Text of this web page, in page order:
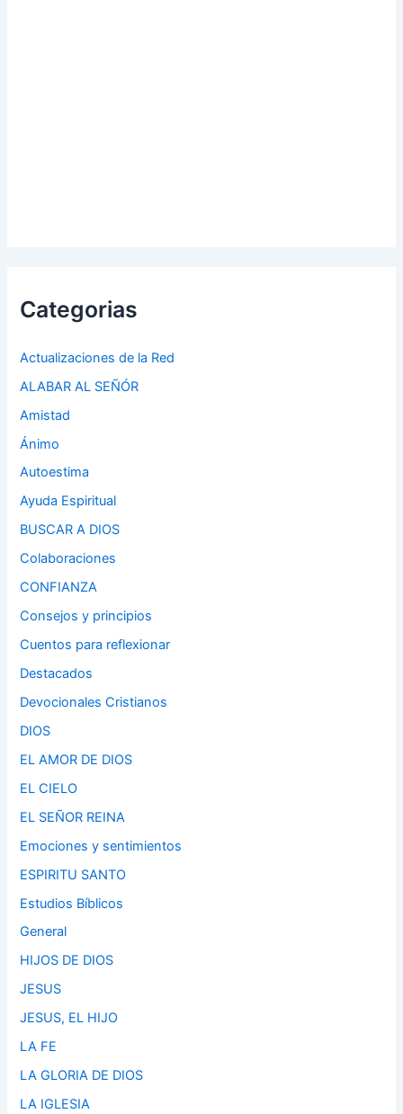
Categorias
Actualizaciones de la Red
ALABAR AL SEÑÓR
Amistad
Ánimo
Autoestima
Ayuda Espiritual
BUSCAR A DIOS
Colaboraciones
CONFIANZA
Consejos y principios
Cuentos para reflexionar
Destacados
Devocionales Cristianos
DIOS
EL AMOR DE DIOS
EL CIELO
EL SEÑOR REINA
Emociones y sentimientos
ESPIRITU SANTO
Estudios Bíblicos
General
HIJOS DE DIOS
JESUS
JESUS, EL HIJO
LA FE
LA GLORIA DE DIOS
LA IGLESIA